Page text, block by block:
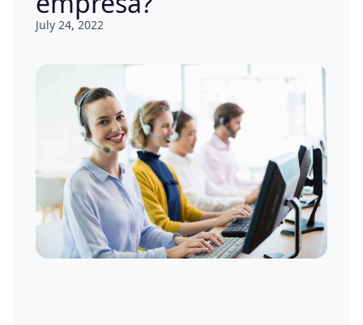
July 24, 2022